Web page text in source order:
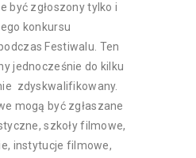
być zgłoszony tylko i
konkursu
Festiwalu. Ten
jednocześnie do kilku
zdyskwalifikowany.
mogą być zgłaszane
szkoły filmowe,
instytucje filmowe,